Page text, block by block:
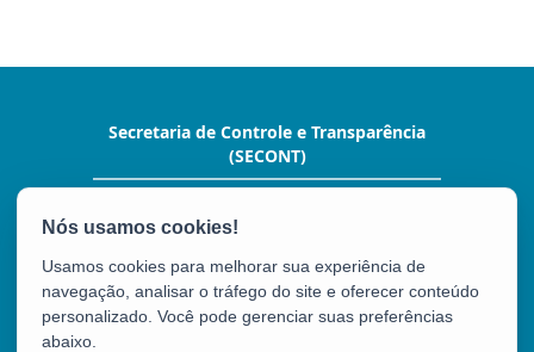
Secretaria de Controle e Transparência
(SECONT)
Hoffman,10º andar. - Enseada do Suá
Tel.: (27) 3636-5352
Usamos cookies para melhorar sua experiência de
navegação, analisar o tráfego do site e oferecer conteúdo
personalizado. Você pode gerenciar suas preferências
abaixo.